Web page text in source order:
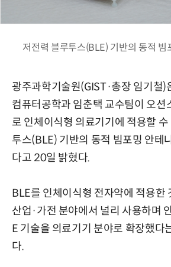
저전력 블루투스(BLE) 기반의 동적 빔
광주과학기술원(GIST·총장 임기철)
컴퓨터공학과 임춘택 교수팀이 오션
로 인체이식형 의료기기에 적용할
투스(BLE) 기반의 동적 빔포밍 안테
다고 20일 밝혔다.
BLE를 인체이식형 전자약에 적용한
산업·가전 분야에서 널리 사용하며
E 기술을 의료기기 분야로 확장했다
다.